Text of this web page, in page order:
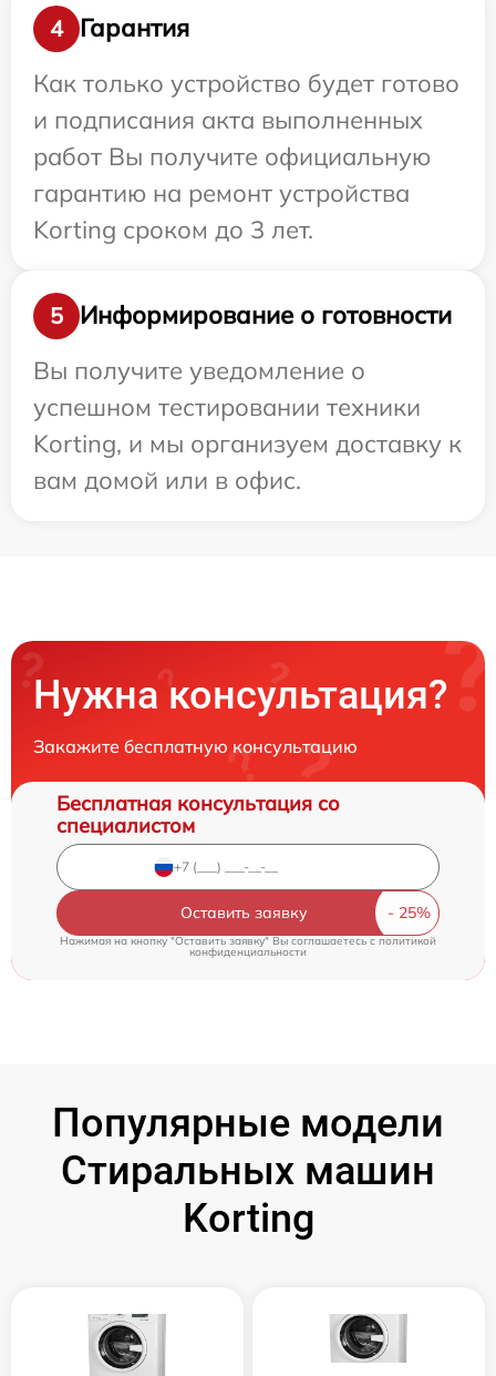
4
Гарантия
Как только устройство будет готово
и подписания акта выполненных
работ Вы получите официальную
гарантию на ремонт устройства
Korting сроком до 3 лет.
5
Информирование о готовности
Вы получите уведомление о
успешном тестировании техники
Korting, и мы организуем доставку к
вам домой или в офис.
Нужна консультация?
Закажите бесплатную консультацию
Бесплатная консультация со
специалистом
Оставить заявку
Нажимая на кнопку "Оставить заявку" Вы соглашаетесь cполитикой
конфиденциальности
Популярные модели
Стиральных машин
Korting